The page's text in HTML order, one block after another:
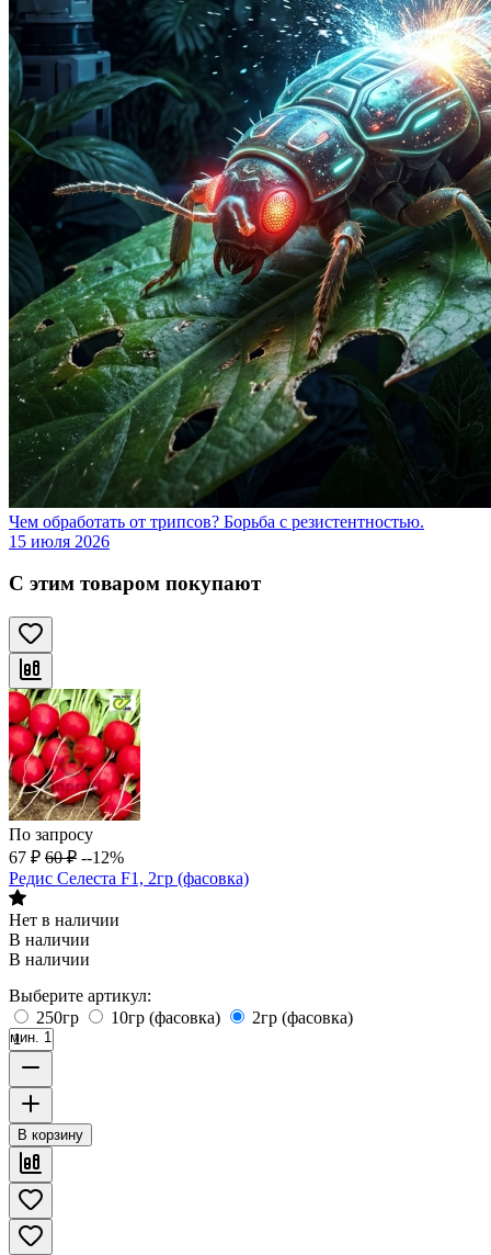
Чем обработать от трипсов? Борьба с резистентностью.
15 июля 2026
С этим товаром покупают
По запросу
67 ₽ 60 ₽ --12%
Редис Селеста F1, 2гр (фасовка)
Нет в наличии
В наличии
В наличии
Выберите артикул:
250гр
10гр (фасовка) 2гр (фасовка)
мин. 1
В корзину